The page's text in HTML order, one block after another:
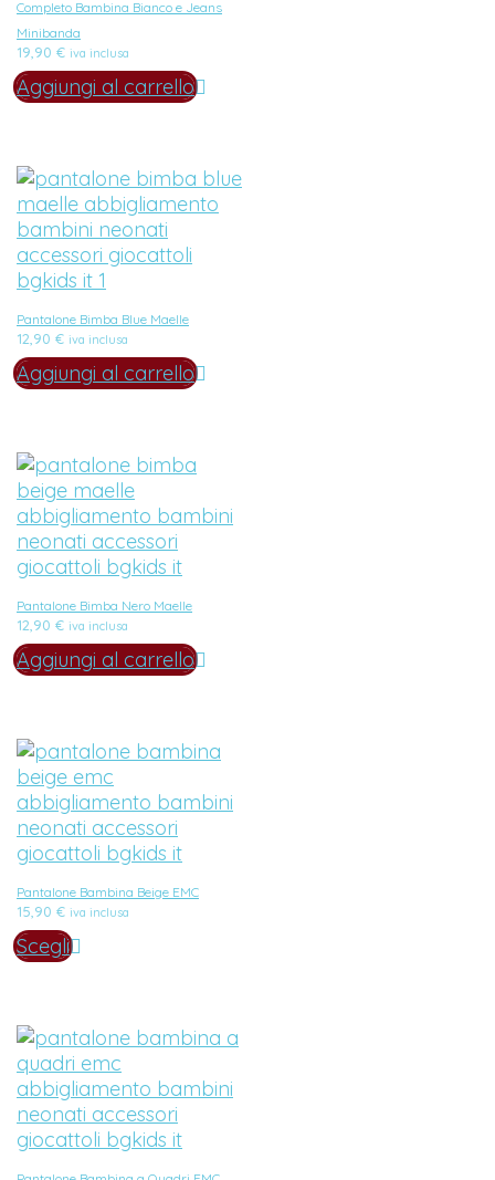
Completo Bambina Bianco e Jeans
Minibanda
19,90 € iva inclusa
Aggiungi al carrello
Pantalone Bimba Blue Maelle
12,90 € iva inclusa
Aggiungi al carrello
Pantalone Bimba Nero Maelle
12,90 € iva inclusa
Aggiungi al carrello
Pantalone Bambina Beige EMC
15,90 € iva inclusa
Scegli